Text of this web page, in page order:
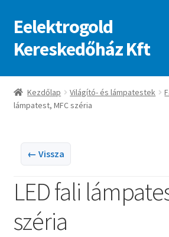
Ugrás
a
navigációhoz
Kilépés
a
tartalomba
Eelektrogold
Kereskedőház Kft
Kezdőlap
A fiókom
ajanlatkeres
Kezdőlap Világító- és lámpatestek
lámpatest, MFC széria
← Vissza
LED fali
széria